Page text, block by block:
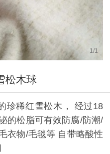
1 /1
松木球
珍稀红雪松木， 经过18
的松脂可有效防腐/防潮/
衣物/毛毯等 自带略酸性